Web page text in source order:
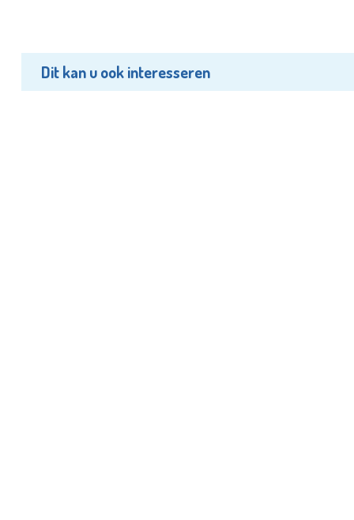
Dit kan u ook interesseren